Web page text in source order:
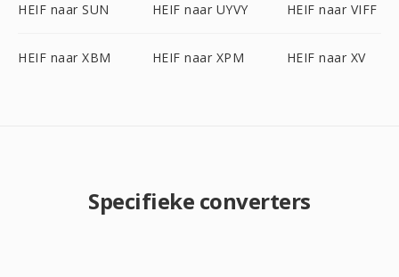
HEIF naar SUN HEIF naar UYVY HEIF naar VIFF
HEIF naar XBM HEIF naar XPM HEIF naar XV
Specifieke converters